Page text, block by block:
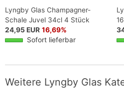
Lyngby Glas Champagner-
Schale Juvel 34cl 4 Stück
24,95 EUR 16,69%
Sofort lieferbar
Weitere Lyngby Glas